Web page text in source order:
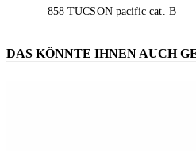
858 TUCSON pacific cat. B
DAS KÖNNTE IHNEN AUCH